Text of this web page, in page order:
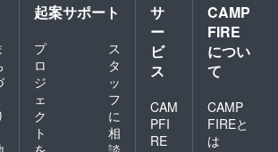
起案サポート
プ
ロ
ジ
ェ
ク
ト
ス
タ
ッ
フ
に
相
サ
ー
ビ
ス
CAM
PFI
RE
CAMP
FIRE
につい
て
CAMP
FIREと
は